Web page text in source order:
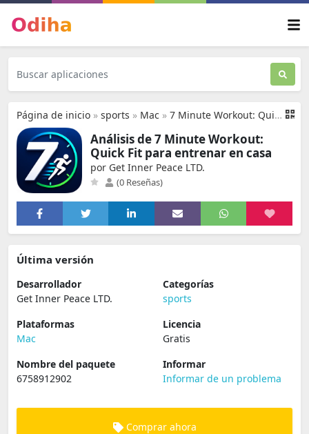
Página de inicio » sports » Mac » 7 Minute Workout: Quick Fit
Análisis de 7 Minute Workout:
Quick Fit para entrenar en casa
por Get Inner Peace LTD.
(0 Reseñas)
Última versión
Desarrollador
Get Inner Peace LTD.
Categorías
sports
Plataformas
Mac
Licencia
Gratis
Nombre del paquete
6758912902
Informar
Informar de un problema
Comprar ahora